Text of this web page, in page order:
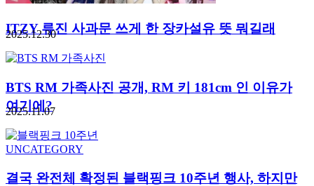
ITZY 류진 사과문 쓰게 한 장카설유 뜻 뭐길래
2025.12.30
BTS RM 가족사진 공개, RM 키 181cm 인 이유가
여기에?
2025.11.07
UNCATEGORY
결국 완전체 확정된 블랙핑크 10주년 행사, 하지만